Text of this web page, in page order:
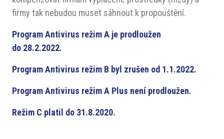
firmy tak nebudou muset sáhnout k propouštění.
Program Antivirus režim A je prodloužen
do 28.2.2022.
Program Antivirus režim B byl zrušen od 1.1.2022.
Program Antivirus režim A Plus není prodloužen.
Režim C platil do 31.8.2020.